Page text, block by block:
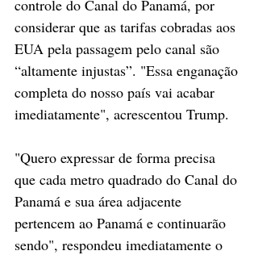
controle do Canal do Panamá, por
considerar que as tarifas cobradas aos
EUA pela passagem pelo canal são
“altamente injustas”. "Essa enganação
completa do nosso país vai acabar
imediatamente", acrescentou Trump.
"Quero expressar de forma precisa
que cada metro quadrado do Canal do
Panamá e sua área adjacente
pertencem ao Panamá e continuarão
sendo", respondeu imediatamente o